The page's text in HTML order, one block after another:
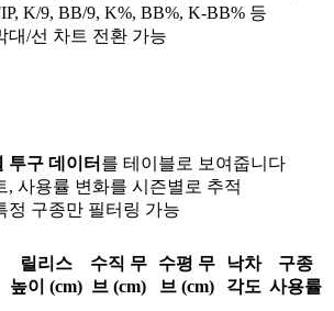
K/9, BB/9, K%, BB%, K-BB% 등
대/선 차트 전환 가능
투구 데이터 를 테이블로 보여줍니다
, 사용률 변화를 시즌별로 추적
정 구종만 필터링 가능
릴리스
높이 (cm)
수직 무
브 (cm)
수평 무
브 (cm)
낙차
각도
구종
사용률